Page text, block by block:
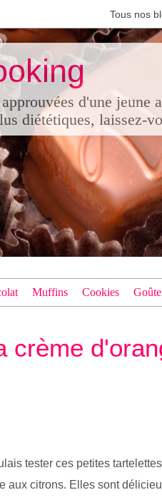
Tous nos
d'une jeune
diététiques, laissez-
Muffins Cookies
crème
tester ces petites
aux citrons. Elles sont